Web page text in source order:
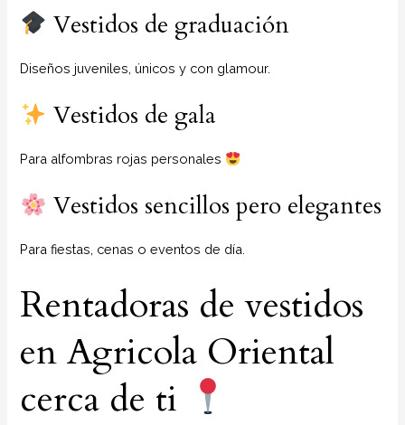
Vestidos de graduación
Diseños juveniles, únicos y con glamour.
Vestidos de gala
Para alfombras rojas personales
Vestidos sencillos pero elegantes
Para fiestas, cenas o eventos de día.
Rentadoras de vestidos
en Agricola Oriental
cerca de ti